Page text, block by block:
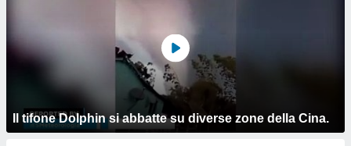
Il tifone Dolphin si abbatte su diverse zone della Cina.